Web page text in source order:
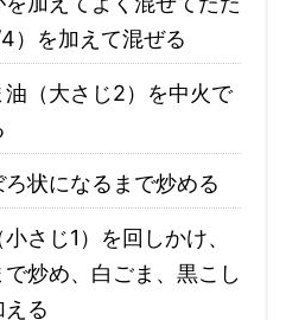
）を加えて混ぜる
（大さじ2）を中火で
状になるまで炒める
さじ1）を回しかけ、
炒め、白ごま、黒こし
える